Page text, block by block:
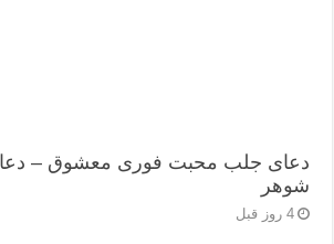
دعای جلب محبت فوری معشوق –
شوهر
4 روز قبل